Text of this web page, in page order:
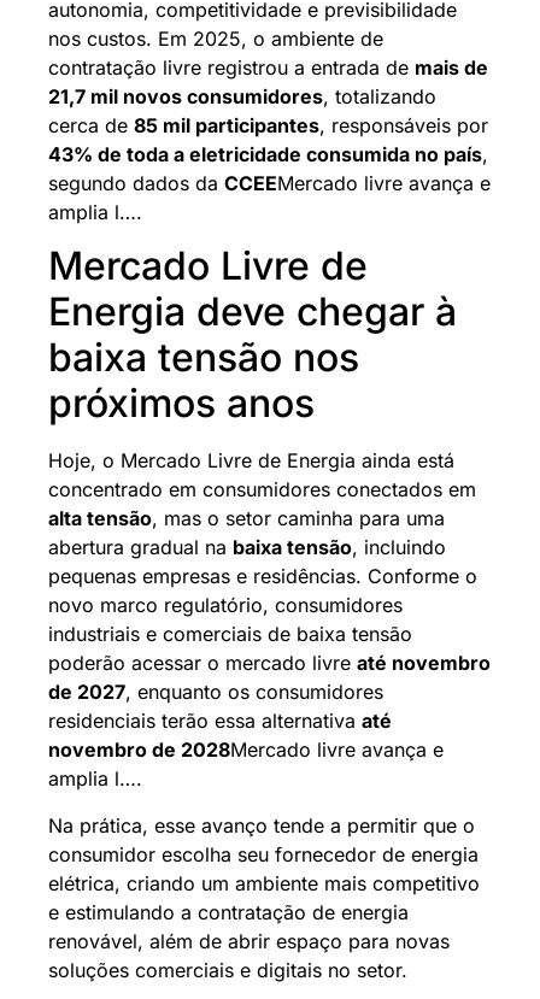
autonomia, competitividade e previsibilidade
nos custos. Em 2025, o ambiente de
contratação livre registrou a entrada de mais de
21,7 mil novos consumidores, totalizando
cerca de 85 mil participantes, responsáveis por
43% de toda a eletricidade consumida no país,
segundo dados da CCEEMercado livre avança e
amplia l….
Mercado Livre de
Energia deve chegar à
baixa tensão nos
próximos anos
Hoje, o Mercado Livre de Energia ainda está
concentrado em consumidores conectados em
alta tensão, mas o setor caminha para uma
abertura gradual na baixa tensão, incluindo
pequenas empresas e residências. Conforme o
novo marco regulatório, consumidores
industriais e comerciais de baixa tensão
poderão acessar o mercado livre até novembro
de 2027, enquanto os consumidores
residenciais terão essa alternativa até
novembro de 2028Mercado livre avança e
amplia l….
Na prática, esse avanço tende a permitir que o
consumidor escolha seu fornecedor de energia
elétrica, criando um ambiente mais competitivo
e estimulando a contratação de energia
renovável, além de abrir espaço para novas
soluções comerciais e digitais no setor.